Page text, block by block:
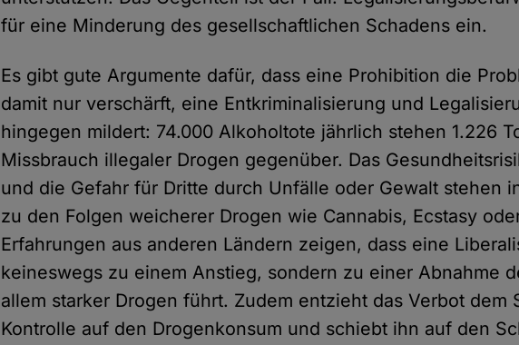
für eine Minderung des gesellschaftlichen Schadens ein.
Es gibt gute Argumente dafür, dass eine Prohibition die
damit nur verschärft, eine Entkriminalisierung und
hingegen mildert: 74.000 Alkoholtote jährlich stehen 1.226
Missbrauch illegaler Drogen gegenüber. Das
und die Gefahr für Dritte durch Unfälle oder Gewalt stehen
zu den Folgen weicherer Drogen wie Cannabis, Ecstasy
Erfahrungen aus anderen Ländern zeigen, dass eine
keineswegs zu einem Anstieg, sondern zu einer Abnahme
allem starker Drogen führt. Zudem entzieht das Verbot dem
Kontrolle auf den Drogenkonsum und schiebt ihn auf den